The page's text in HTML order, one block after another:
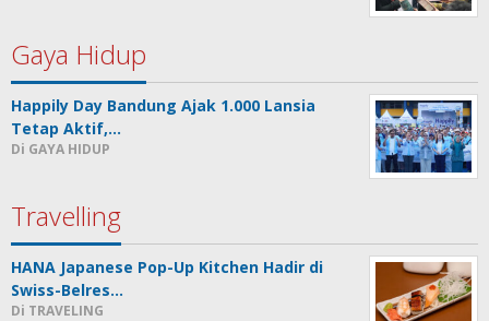
Gaya Hidup
Happily Day Bandung Ajak 1.000 Lansia
Tetap Aktif,…
Di GAYA HIDUP
Travelling
HANA Japanese Pop-Up Kitchen Hadir di
Swiss-Belres…
Di TRAVELING